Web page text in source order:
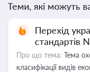
Теми, які можуть
Перехід
стандартів
Про що тема: Тема
класифікації видів